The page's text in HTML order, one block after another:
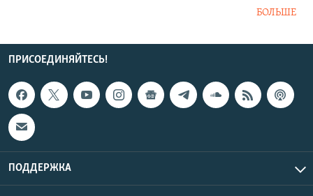
БОЛЬШЕ
ПРИСОЕДИНЯЙТЕСЬ!
ПОДДЕРЖКА